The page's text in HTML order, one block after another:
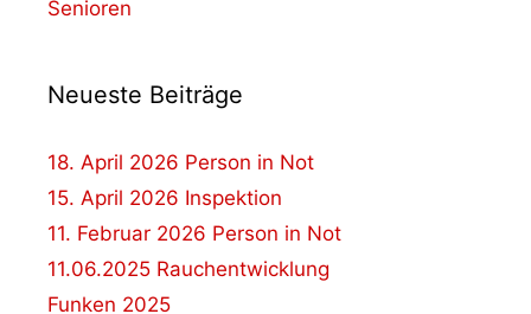
Senioren
Neueste Beiträge
18. April 2026 Person in Not
15. April 2026 Inspektion
11. Februar 2026 Person in Not
11.06.2025 Rauchentwicklung
Funken 2025